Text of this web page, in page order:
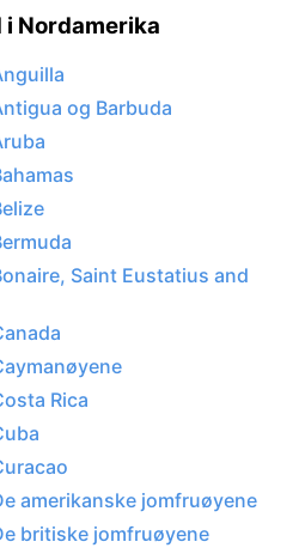
i Nordamerika
og Barbuda
Saint Eustatius and
Rica
amerikanske jomfruøyene
britiske jomfruøyene